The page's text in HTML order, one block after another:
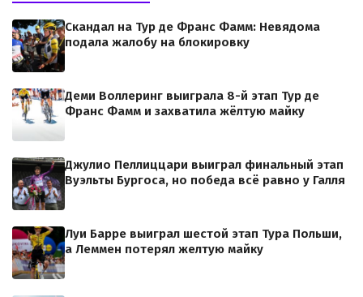
Скандал на Тур де Франс Фамм: Невядома
подала жалобу на блокировку
Деми Воллеринг выиграла 8-й этап Тур де
Франс Фамм и захватила жёлтую майку
Джулио Пеллиццари выиграл финальный этап
Вуэльты Бургоса, но победа всё равно у Галля
Луи Барре выиграл шестой этап Тура Польши,
а Леммен потерял желтую майку